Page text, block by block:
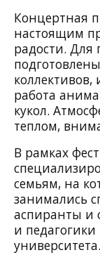
Концертная
настоящим
радости. Для
работа
кукол.
теплом,
В рамках
семьям, на
занимались
аспиранты и
и
университета.